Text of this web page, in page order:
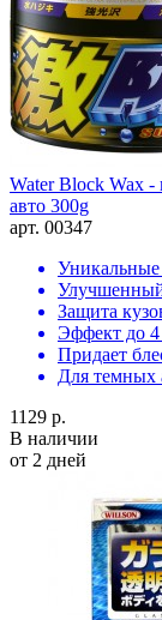
Water Block Wax
авто 300g
арт. 00347
Уникальные
Защита
Эффект до 4
Придает
Для темных
1129 р.
В наличии
от 2 дней